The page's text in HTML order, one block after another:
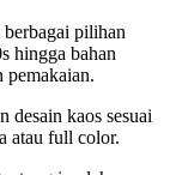
pilihan
hingga bahan
pemakaian.
desain kaos sesuai
atau full color.